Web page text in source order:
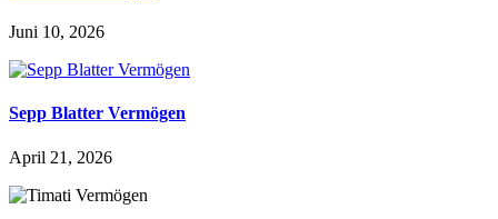
Juni 10, 2026
Sepp Blatter Vermögen
April 21, 2026